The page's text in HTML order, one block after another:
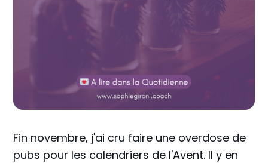
Fin novembre, j'ai cru faire une overdose de
pubs pour les calendriers de l'Avent. Il y en